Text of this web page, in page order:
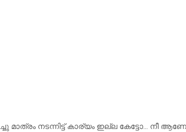
മാത്രം നടന്നിട്ട് കാര്യം ഇല്ല കേട്ടോ… നീ